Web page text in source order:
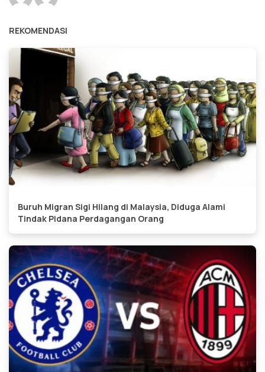
REKOMENDASI
Buruh Migran Sigi Hilang di Malaysia, Diduga Alami
Tindak Pidana Perdagangan Orang